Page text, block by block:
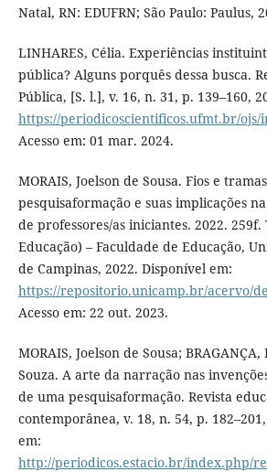
Natal, RN: EDUFRN; São Paulo: Paulus,
LINHARES, Célia. Experiências
pública? Alguns porquês dessa busca.
Pública, [S. l.], v. 16, n. 31, p. 139–160,
https://periodicoscientificos.ufmt.br/
Acesso em: 01 mar. 2024.
MORAIS, Joelson de Sousa. Fios e
pesquisaformação e suas implicações
de professores/as iniciantes. 2022.
Educação) – Faculdade de Educação,
de Campinas, 2022. Disponível em:
https://repositorio.unicamp.br/acervo/
Acesso em: 22 out. 2023.
MORAIS, Joelson de Sousa;
Souza. A arte da narração nas
de uma pesquisaformação. Revista
contemporânea, v. 18, n. 54, p.
em:
http://periodicos.estacio.br/index.php/